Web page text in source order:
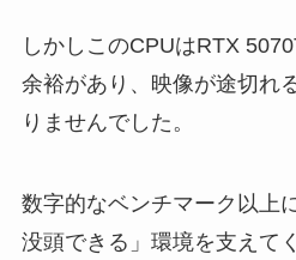
しかしこのCPUはRTX
余裕があり、映像が途切れ
りませんでした。
数字的なベンチマーク以上
没頭できる」環境を支えて